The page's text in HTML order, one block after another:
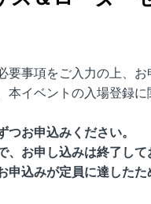
要事項をご入力の上、お
本イベントの入場登録
お申込みください。
お申し込みは終了して
込みが定員に達した